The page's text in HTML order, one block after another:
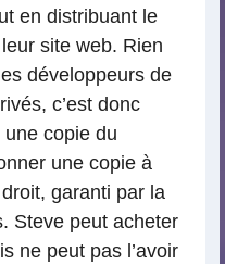
en distribuant le
site web. Rien
développeurs de
c’est donc
copie du
une copie à
garanti par la
Steve peut acheter
ne peut pas l’avoir